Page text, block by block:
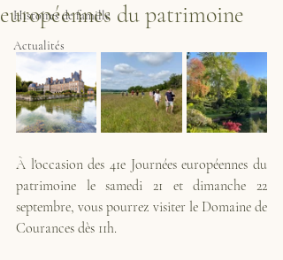
Histoires de famille
Actualités
européennes du patrimoine
À l'occasion des 41e Journées européennes du
patrimoine le samedi 21 et dimanche 22
septembre, vous pourrez visiter le Domaine de
Courances dès 11h.